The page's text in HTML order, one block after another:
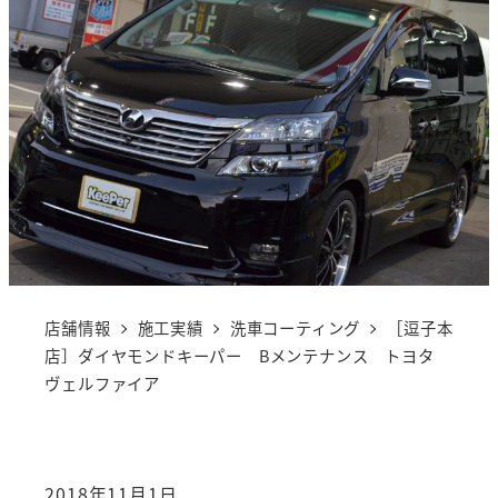
店舗情報 施工実績 洗車コーティング
［逗子本
店］ダイヤモンドキーパー Bメンテナンス トヨタ
ヴェルファイア